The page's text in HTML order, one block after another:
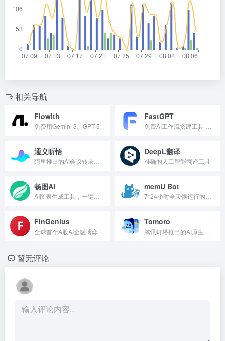
相关导航
Flowith
免费用Gemini 3、GPT-5
FastGPT
通义听悟 DeepL翻译
准确的人工智能翻译工具
畅图AI memU Bot
FinGenius Tomoro
暂无评论